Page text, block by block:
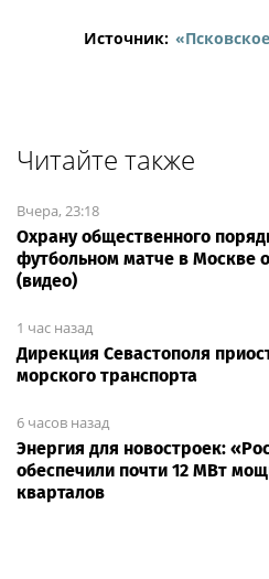
Источник:
Читайте также
Вчера, 23:18
Охрану общественного
футбольном матче в Москве
(видео)
1 час назад
Дирекция Севастополя
морского транспорта
6 часов назад
Энергия для новостроек:
обеспечили почти 12 МВт
кварталов